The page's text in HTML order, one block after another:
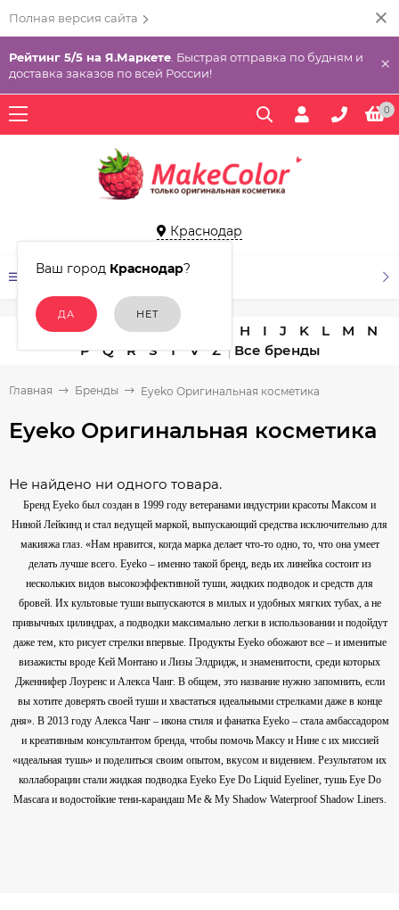
Полная версия сайта
Рейтинг 5/5 на Я.Маркете . Быстрая отправка по будням и
доставка заказов по всей России!
×
0
Краснодар
Ваш город Краснодар?
КАТАЛОГ ТОВАРОВ
A C D E H I J K L M
N
P
Q R S T V Z
Главная Бренды Eyeko Оригинальная косметика
Eyeko Оригинальная косметика
Не найдено ни одного товара.
Бренд Eyeko был создан в 1999 году ветеранами индустрии красоты Максом и
Ниной Лейкинд и стал ведущей маркой, выпускающий средства исключительно для
макияжа глаз. «Нам нравится, когда марка делает что-то одно, то, что она умеет
делать лучше всего. Eyeko – именно такой бренд, ведь их линейка состоит из
нескольких видов высокоэффективной туши, жидких подводок и средств для
бровей. Их культовые туши выпускаются в милых и удобных мягких тубах, а не
привычных цилиндрах, а подводки максимально легки в использовании и подойдут
даже тем, кто рисует стрелки впервые. Продукты Eyeko обожают все – и именитые
визажисты вроде Кей Монтано и Лизы Элдридж, и знаменитости, среди которых
Дженнифер Лоуренс и Алекса Чанг. В общем, это название нужно запомнить, если
вы хотите доверять своей туши и хвастаться идеальными стрелками даже в конце
дня». В 2013 году Алекса Чанг – икона стиля и фанатка Eyeko – стала амбассадором
и креативным консультантом бренда, чтобы помочь Максу и Нине с их миссией
«идеальная тушь» и поделиться своим опытом, вкусом и видением. Результатом их
коллаборации стали жидкая подводка Eyeko Eye Do Liquid Eyeliner, тушь Eye Do
Mascara и водостойкие тени-карандаш Me & My Shadow Waterproof Shadow Liners.